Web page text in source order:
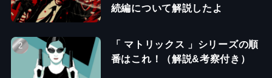
続編について解説したよ
「 マトリックス 」シリーズの順
番はこれ！（解説&考察付き）